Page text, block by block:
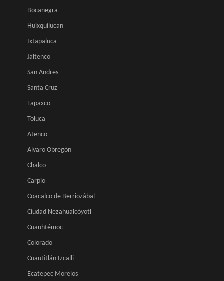
Bocanegra
Huixquilucan
Ixtapaluca
Jaltenco
San Andres
Santa Cruz
Tapaxco
Toluca
Atenco
Alvaro Obregón
Chalco
Carpio
Coacalco de Berriozábal
Ciudad Nezahualcóyotl
Cuauhtémoc
Colorado
Cuautitlán Izcalli
Ecatepec Morelos